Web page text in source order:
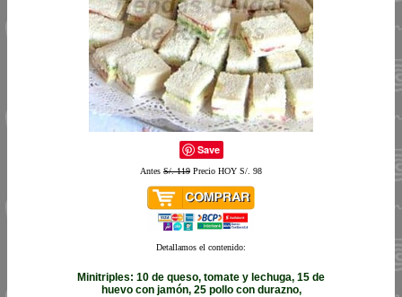
Save
Antes S/. 119 Precio HOY S/. 98
Detallamos el contenido:
Minitriples: 10 de queso, tomate y lechuga, 15 de
huevo con jamón, 25 pollo con durazno,